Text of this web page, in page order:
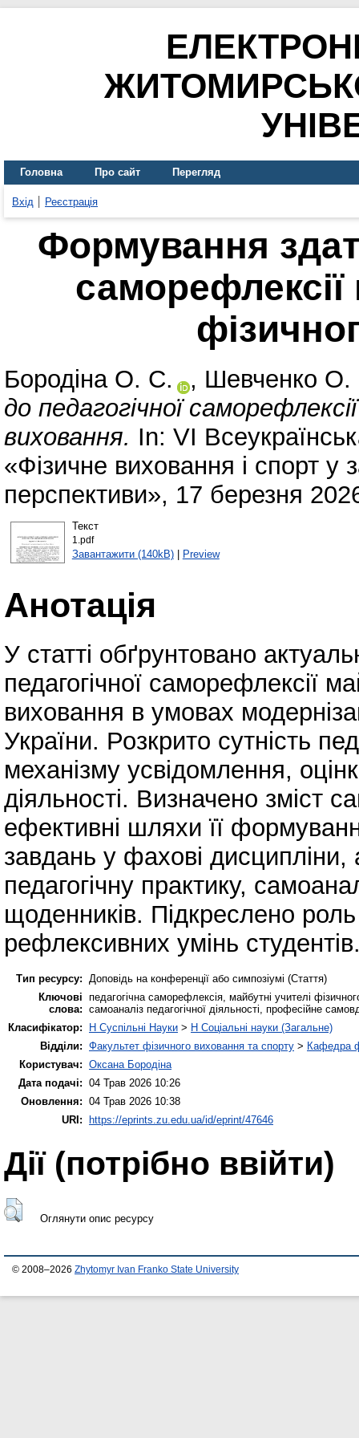
Головна Про сайт Перегляд
Вхід Реєстрація
Формування
саморефлексії
Бородіна О. С. , Шевченко
до педагогічної
виховання. In: VI
«Фізичне виховання і спорт у
перспективи», 17 березня
Текст
1.pdf
Завантажити (140kB)| Preview
Анотація
У статті обґрунтовано
педагогічної саморефлексії
виховання в умовах
України. Розкрито сутність
механізму усвідомлення,
діяльності. Визначено зміст
ефективні шляхи її
завдань у фахові дисципліни,
педагогічну практику,
щоденників. Підкреслено
рефлексивних умінь
Тип ресурсу:
Доповідь на конференції або симпозіумі (Стаття)
Ключові
слова:
педагогічна саморефлексія, майбутні учителі
самоаналіз педагогічної діяльності, професійне
Класифікатор:
H Суспільні Науки > H Соціальні науки (Загальне)
Відділи: Факультет фізичного виховання та спорту > Кафедра
Користувач: Оксана Бородіна
Дата подачі: 04 Трав 2026 10:26
Оновлення: 04 Трав 2026 10:38
URI: https://eprints.zu.edu.ua/id/eprint/47646
Дії ​​(потрібно ввійти)
Оглянути опис ресурсу
© 2008–2026 Zhytomyr Ivan Franko State University